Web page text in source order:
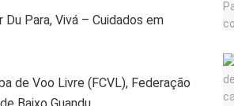
Para, Vivá – Cuidados em
de Voo Livre (FCVL), Federação